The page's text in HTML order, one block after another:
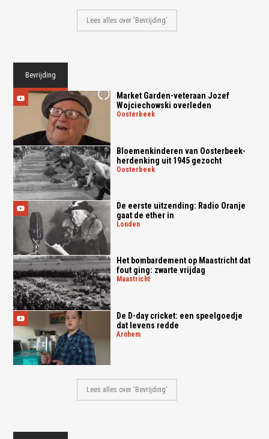
Lees alles over 'Bevrijding'
Bevrijding
Market Garden-veteraan Jozef
Wojciechowski overleden
oosterbeek
Bloemenkinderen van Oosterbeek-
herdenking uit 1945 gezocht
oosterbeek
De eerste uitzending: Radio Oranje
gaat de ether in
londen
Het bombardement op Maastricht dat
fout ging: zwarte vrijdag
maastricht
De D-day cricket: een speelgoedje
dat levens redde
arnhem
Lees alles over 'Bevrijding'